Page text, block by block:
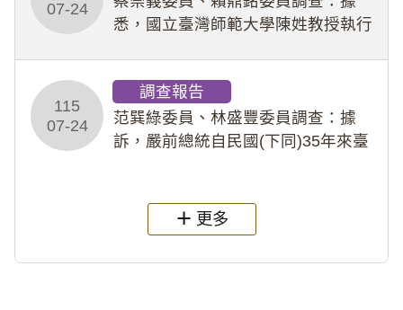
07-24
悉，國立臺灣師範大學陳姓教授執行
術倫理等情案調查報告。(115教調
31)
115
07-24
調查報告
范巽綠委員、林盛豐委員調查：據
訴，嚴前總統自民國(下同)35年來臺
過世後，總統府於89年間函請其家屬
繼續留住
更多